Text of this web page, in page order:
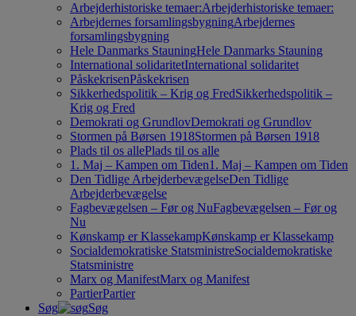
Arbejderhistoriske temaer:Arbejderhistoriske temaer:
Arbejdernes forsamlingsbygningArbejdernes
forsamlingsbygning
Hele Danmarks StauningHele Danmarks Stauning
International solidaritetInternational solidaritet
PåskekrisenPåskekrisen
Sikkerhedspolitik – Krig og FredSikkerhedspolitik –
Krig og Fred
Demokrati og GrundlovDemokrati og Grundlov
Stormen på Børsen 1918Stormen på Børsen 1918
Plads til os allePlads til os alle
1. Maj – Kampen om Tiden1. Maj – Kampen om Tiden
Den Tidlige ArbejderbevægelseDen Tidlige
Arbejderbevægelse
Fagbevægelsen – Før og NuFagbevægelsen – Før og
Nu
Kønskamp er KlassekampKønskamp er Klassekamp
Socialdemokratiske StatsministreSocialdemokratiske
Statsministre
Marx og ManifestMarx og Manifest
PartierPartier
Søg
Søg